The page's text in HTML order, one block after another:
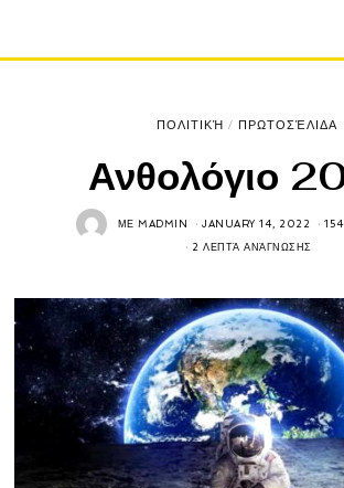
ΠΟΛΙΤΙΚΉ / ΠΡΩΤΟΣΈΛΙΔΑ
Ανθολόγιο
ΜΕMADMIN JANUARY 14, 2022
2 ΛΕΠΤΆ ΑΝΆΓΝΩΣΗΣ